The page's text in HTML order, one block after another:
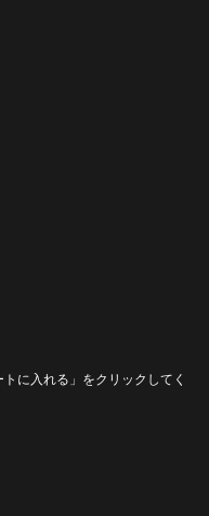
に入れる」をクリックしてく